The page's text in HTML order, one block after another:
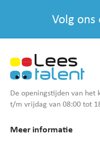
Volg ons
De openingstijden van het
t/m vrijdag van 08:00 tot
Meer informatie